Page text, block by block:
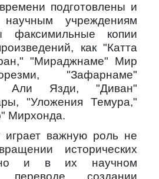
подготовлены и
научным учреждениям
факсимильные копии
как "Катта
"Мираджнаме" Мир
"Зафарнаме"
Али Язди, "Диван"
"Уложения Темура,"
Мирхонда.
играет важную роль не
исторических
но и в их научном
переводе, создании